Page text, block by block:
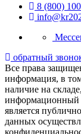
8 (800)
обратный
Все права
информация, в
наличие на
информационный
является
данных